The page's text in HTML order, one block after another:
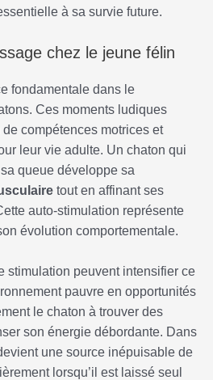
à sa survie future.
chez le jeune félin
fondamentale dans le
Ces moments ludiques
compétences motrices et
leur vie adulte. Un chaton qui
queue développe sa
tout en affinant ses
auto-stimulation représente
évolution comportementale.
stimulation peuvent intensifier ce
pauvre en opportunités
le chaton à trouver des
son énergie débordante. Dans
une source inépuisable de
lorsqu’il est laissé seul